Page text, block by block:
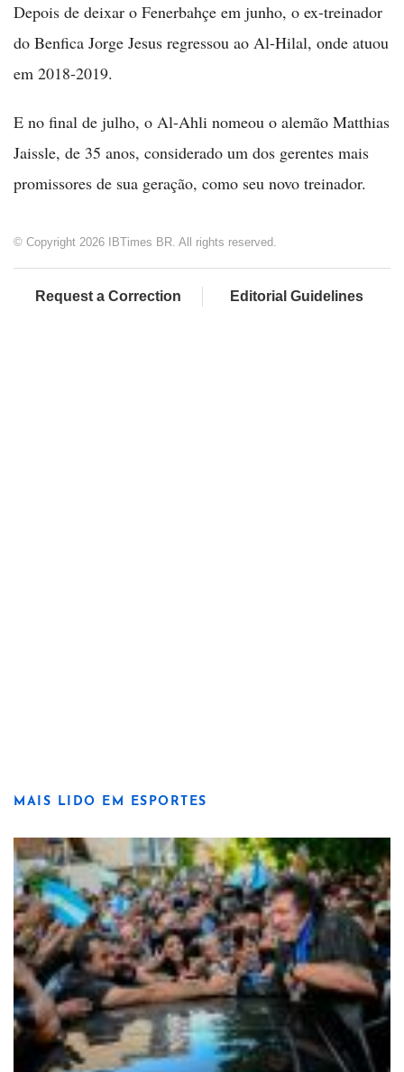
Depois de deixar o Fenerbahçe em junho, o ex-treinador
do Benfica Jorge Jesus regressou ao Al-Hilal, onde atuou
em 2018-2019.
E no final de julho, o Al-Ahli nomeou o alemão Matthias
Jaissle, de 35 anos, considerado um dos gerentes mais
promissores de sua geração, como seu novo treinador.
© Copyright 2026 IBTimes BR. All rights reserved.
Request a Correction Editorial Guidelines
MAIS LIDO EM ESPORTES